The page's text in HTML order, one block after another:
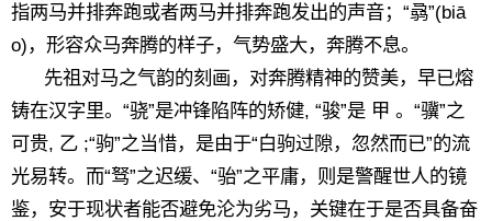
指两马并排奔跑或者两马并排奔跑发出的声音；“骉”(biā
o)，形容众马奔腾的样子，气势盛大，奔腾不息。
先祖对马之气韵的刻画，对奔腾精神的赞美，早已熔
铸在汉字里。“骁”是冲锋陷阵的矫健, “骏”是 甲 。“骥”之
可贵, 乙 ;“驹”之当惜，是由于“白驹过隙，忽然而已”的流
光易转。而“驽”之迟缓、“骀”之平庸，则是警醒世人的镜
鉴，安于现状者能否避免沦为劣马，关键在于是否具备奋